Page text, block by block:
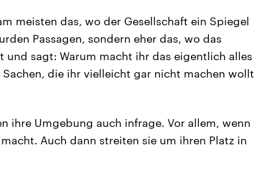
meisten das, wo der Gesellschaft ein Spiegel
Passagen, sondern eher das, wo das
und sagt: Warum macht ihr das eigentlich alles
die ihr vielleicht gar nicht machen wollt
ihre Umgebung auch infrage. Vor allem, wenn
Auch dann streiten sie um ihren Platz in